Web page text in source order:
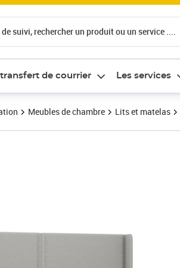
de suivi, rechercher un produit ou un service ....
transfert de courrier Les services
Meubles de chambre Lits et matelas